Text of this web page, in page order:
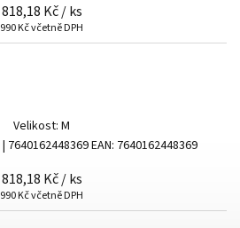
818,18 Kč/ ks
990 Kč včetně DPH
Velikost: M
| 7640162448369EAN: 7640162448369
818,18 Kč/ ks
990 Kč včetně DPH